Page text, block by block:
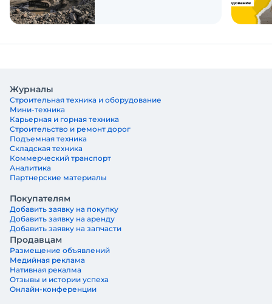
Журналы
Строительная техника и оборудование
Мини-техника
Карьерная и горная техника
Строительство и ремонт дорог
Подъемная техника
Складская техника
Коммерческий транспорт
Аналитика
Партнерские материалы
Покупателям
Добавить заявку на покупку
Добавить заявку на аренду
Добавить заявку на запчасти
Продавцам
Размещение объявлений
Медийная реклама
Нативная рекалма
Отзывы и истории успеха
Онлайн-конференции